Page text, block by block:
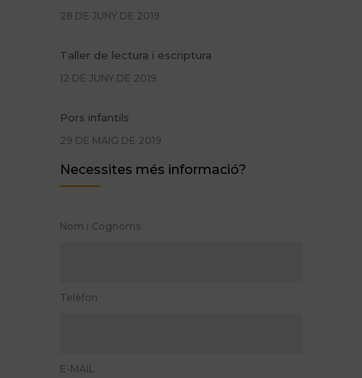
28 DE JUNY DE 2019
Taller de lectura i escriptura
12 DE JUNY DE 2019
Pors infantils
29 DE MAIG DE 2019
Necessites més informació?
Nom i Cognoms
Telèfon
E-MAIL